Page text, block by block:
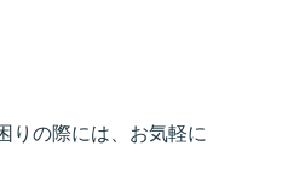
りの際には、お気軽に